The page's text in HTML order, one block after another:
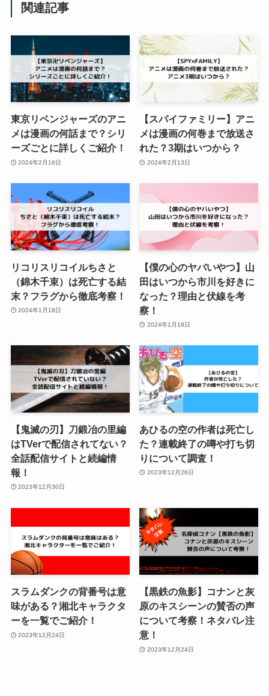
関連記事
東京リベンジャーズのアニ
メは漫画の何話まで？シリ
ーズごとに詳しくご紹介！
2024年2月16日
【スパイファミリー】アニ
メは漫画の何巻まで放送さ
れた？3期はいつから？
2024年2月13日
リコリスリコイルちさと
（錦木千束）は死亡する結
末？フラグから徹底考察！
2024年1月18日
【僕の心のヤバいやつ】山
田はいつから市川を好きに
なった？理由と伏線を考
察！
2024年1月18日
【鬼滅の刃】刀鍛冶の里編
はTVerで配信されてない？
全話配信サイトと続編情
報！
2023年12月30日
あひるの空の作者は死亡し
た？連載終了の噂や打ち切
りについて調査！
2023年12月26日
スラムダンクの背番号は意
味がある？湘北キャラクタ
ーを一覧でご紹介！
2023年12月24日
【黒鉄の魚影】コナンと灰
原のキスシーンの賛否の声
について考察！ネタバレ注
意！
2023年12月24日